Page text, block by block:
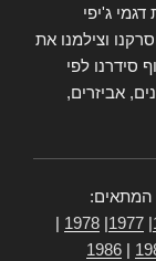
ג'יפי
וצילמנו את
סידרנו לפי
אביזרים,
המתאים:
1977
1978
1986